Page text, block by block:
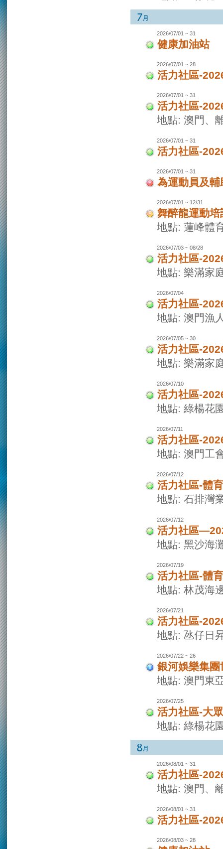
2026/07/01 ~ 31
健康加油站
2026/07/01 ~ 28
活力社區-
2026/07/01 ~ 31
活力社區-
地點: 澳門、
2026/07/01 ~ 31
活力社區-
2026/07/01 ~ 31
為運動員及
2026/07/01 ~ 12/31
舞醉龍運動培
地點: 蓮峰體
2026/07/03 ~ 08/28
活力社區-
地點: 樂滿家
2026/07/04
活力社區-
地點: 澳門漁
2026/07/05 ~ 30
活力社區-
地點: 樂滿家
2026/07/10
活力社區-
地點: 綠楊花
2026/07/11
活力社區-
地點: 澳門工
2026/07/12
活力社區-體
地點: 石排灣
2026/07/12
活力社區
地點: 黑沙海
2026/07/19
活力社區-體
地點: 林茂海
2026/07/21
活力社區-
地點: 氹仔日
2026/07/22 ~ 26
銀河娛樂集
地點: 澳門東
2026/07/25
活力社區-大
地點: 綠楊花
2026/08/01 ~ 31
活力社區-
地點: 澳門、
2026/08/01 ~ 31
活力社區-
2026/08/03 ~ 28